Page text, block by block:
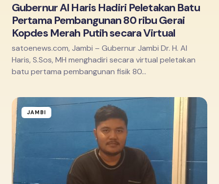
Gubernur Al Haris Hadiri Peletakan Batu
Pertama Pembangunan 80 ribu Gerai
Kopdes Merah Putih secara Virtual
satoenews.com, Jambi – Gubernur Jambi Dr. H. Al
Haris, S.Sos, MH menghadiri secara virtual peletakan
batu pertama pembangunan fisik 80…
JAMBI